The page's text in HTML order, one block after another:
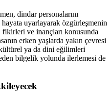
dindar personalarını
uyarlayarak özgürleşmenin
ve inançları konusunda
erken yaşlarda yakın çevresi
ya da dini eğilimleri
bilgelik yolunda ilerlemesi de